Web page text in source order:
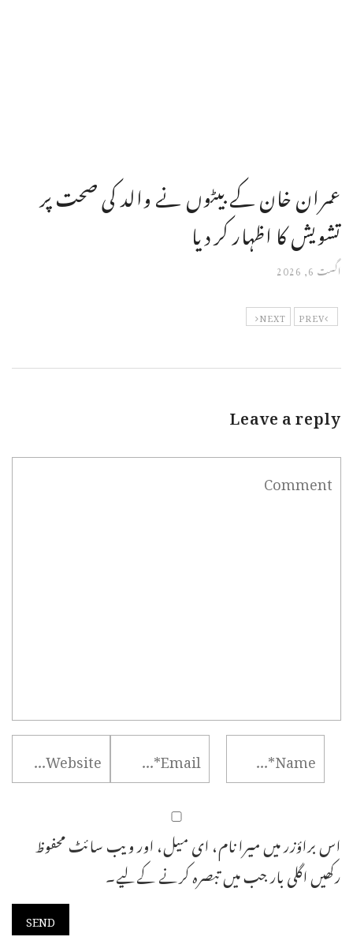
عمران خان کے بیٹوں نے والد کی صحت پر
تشویش کا اظہار کر دیا
اگست 6, 2026
PREV
NEXT
Leave a reply
اس براؤزر میں میرا نام، ای میل، اور ویب سائٹ محفوظ
رکھیں اگلی بار جب میں تبصرہ کرنے کےلیے۔